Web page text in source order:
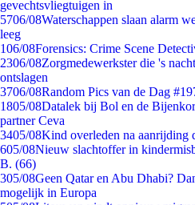
gevechtsvliegtuigen in
5706/08Waterschappen slaan alarm
leeg
106/08Forensics: Crime Scene
2306/08Zorgmedewerkster die 's
ontslagen
3706/08Random Pics van de Dag
1805/08Datalek bij Bol en de
partner Ceva
3405/08Kind overleden na aanrijding
605/08Nieuw slachtoffer in
B. (66)
305/08Geen Qatar en Abu Dhabi?
mogelijk in Europa